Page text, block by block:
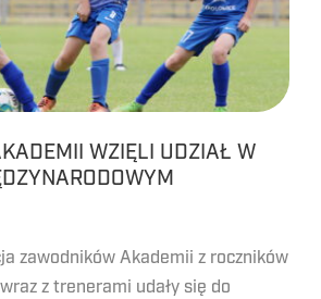
WZIĘLI UDZIAŁ W
zawodników Akademii z roczników
z trenerami udały się do